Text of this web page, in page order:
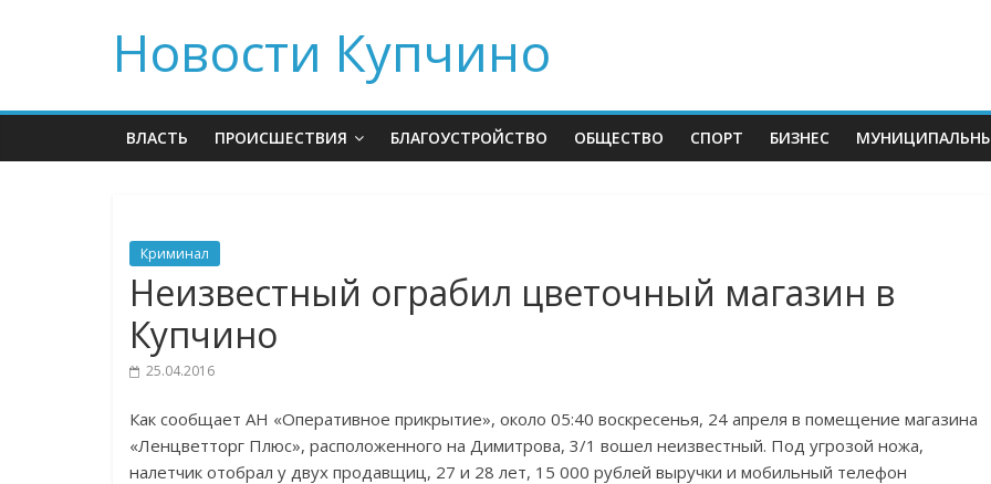
Новости Купчино
ВЛАСТЬ ПРОИСШЕСТВИЯ БЛАГОУСТРОЙСТВО ОБЩЕСТВО СПОРТ БИЗНЕС
Криминал
Неизвестный ограбил цветочный магазин в
Купчино
25.04.2016
Как сообщает АН «Оперативное прикрытие», около 05:40 воскресенья, 24 апреля в помещение магазина
«Ленцветторг Плюс», расположенного на Димитрова, 3/1 вошел неизвестный. Под угрозой ножа,
налетчик отобрал у двух продавщиц, 27 и 28 лет, 15 000 рублей выручки и мобильный телефон